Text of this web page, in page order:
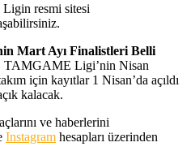
Ligin resmi sitesi
Mart Ayı Finalistleri Belli
TAMGAME Ligi’nin Nisan
için kayıtlar 1 Nisan’da açıldı
kalacak.
ve haberlerini
Instagram hesapları üzerinden